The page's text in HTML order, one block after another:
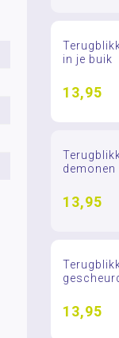
in je buik
13,95
demonen
13,95
13,95